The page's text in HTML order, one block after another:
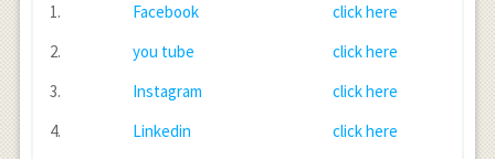
1.
Facebook
click here
2.
you tube
click here
3.
Instagram
click here
4.
Linkedin
click here